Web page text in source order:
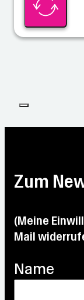
Zum
(Meine
Mail
Name